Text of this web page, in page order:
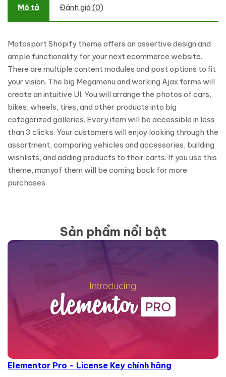
Mô tả Đánh giá (0)
Motosport Shopify theme offers an assertive design and
ample functionality for your next ecommerce website.
There are multiple content modules and post options to fit
your vision. The big Megamenu and working Ajax forms will
create an intuitive UI. You will arrange the photos of cars,
bikes, wheels, tires, and other products into big
categorized galleries. Every item will be accessible in less
than 3 clicks. Your customers will enjoy looking through the
assortment, comparing vehicles and accessories, building
wishlists, and adding products to their carts. If you use this
theme, manyof them will be coming back for more
purchases.
Sản phẩm nổi bật
Elementor Pro - License Key chính hãng